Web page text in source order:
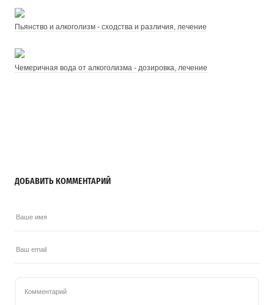
Пьянство и алкоголизм - сходства и различия, лечение
Чемеричная вода от алкоголизма - дозировка, лечение
ДОБАВИТЬ КОММЕНТАРИЙ